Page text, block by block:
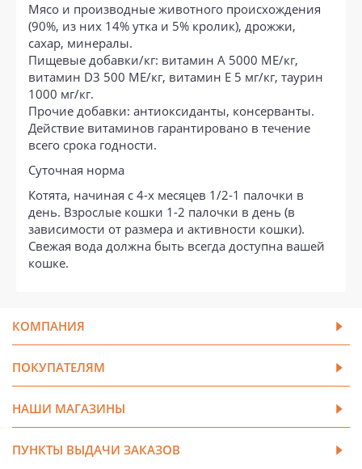
Мясо и производные животного происхождения
(90%, из них 14% утка и 5% кролик), дрожжи,
сахар, минералы.
Пищевые добавки/кг: витамин A 5000 МЕ/кг,
витамин D3 500 МЕ/кг, витамин E 5 мг/кг, таурин
1000 мг/кг.
Прочие добавки: антиоксиданты, консерванты.
Действие витаминов гарантировано в течение
всего срока годности.
Суточная норма
Котята, начиная с 4-х месяцев 1/2-1 палочки в
день. Взрослые кошки 1-2 палочки в день (в
зависимости от размера и активности кошки).
Свежая вода должна быть всегда доступна вашей
кошке.
КОМПАНИЯ
ПОКУПАТЕЛЯМ
НАШИ МАГАЗИНЫ
ПУНКТЫ ВЫДАЧИ ЗАКАЗОВ